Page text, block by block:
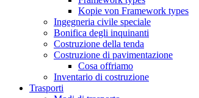
Kopie von Framework types
Ingegneria civile speciale
Bonifica degli inquinanti
Costruzione della tenda
Costruzione di pavimentazione
Cosa offriamo
Inventario di costruzione
Trasporti